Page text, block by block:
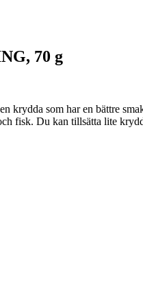
70 g
som har en bättre
fisk. Du kan tillsätta lite